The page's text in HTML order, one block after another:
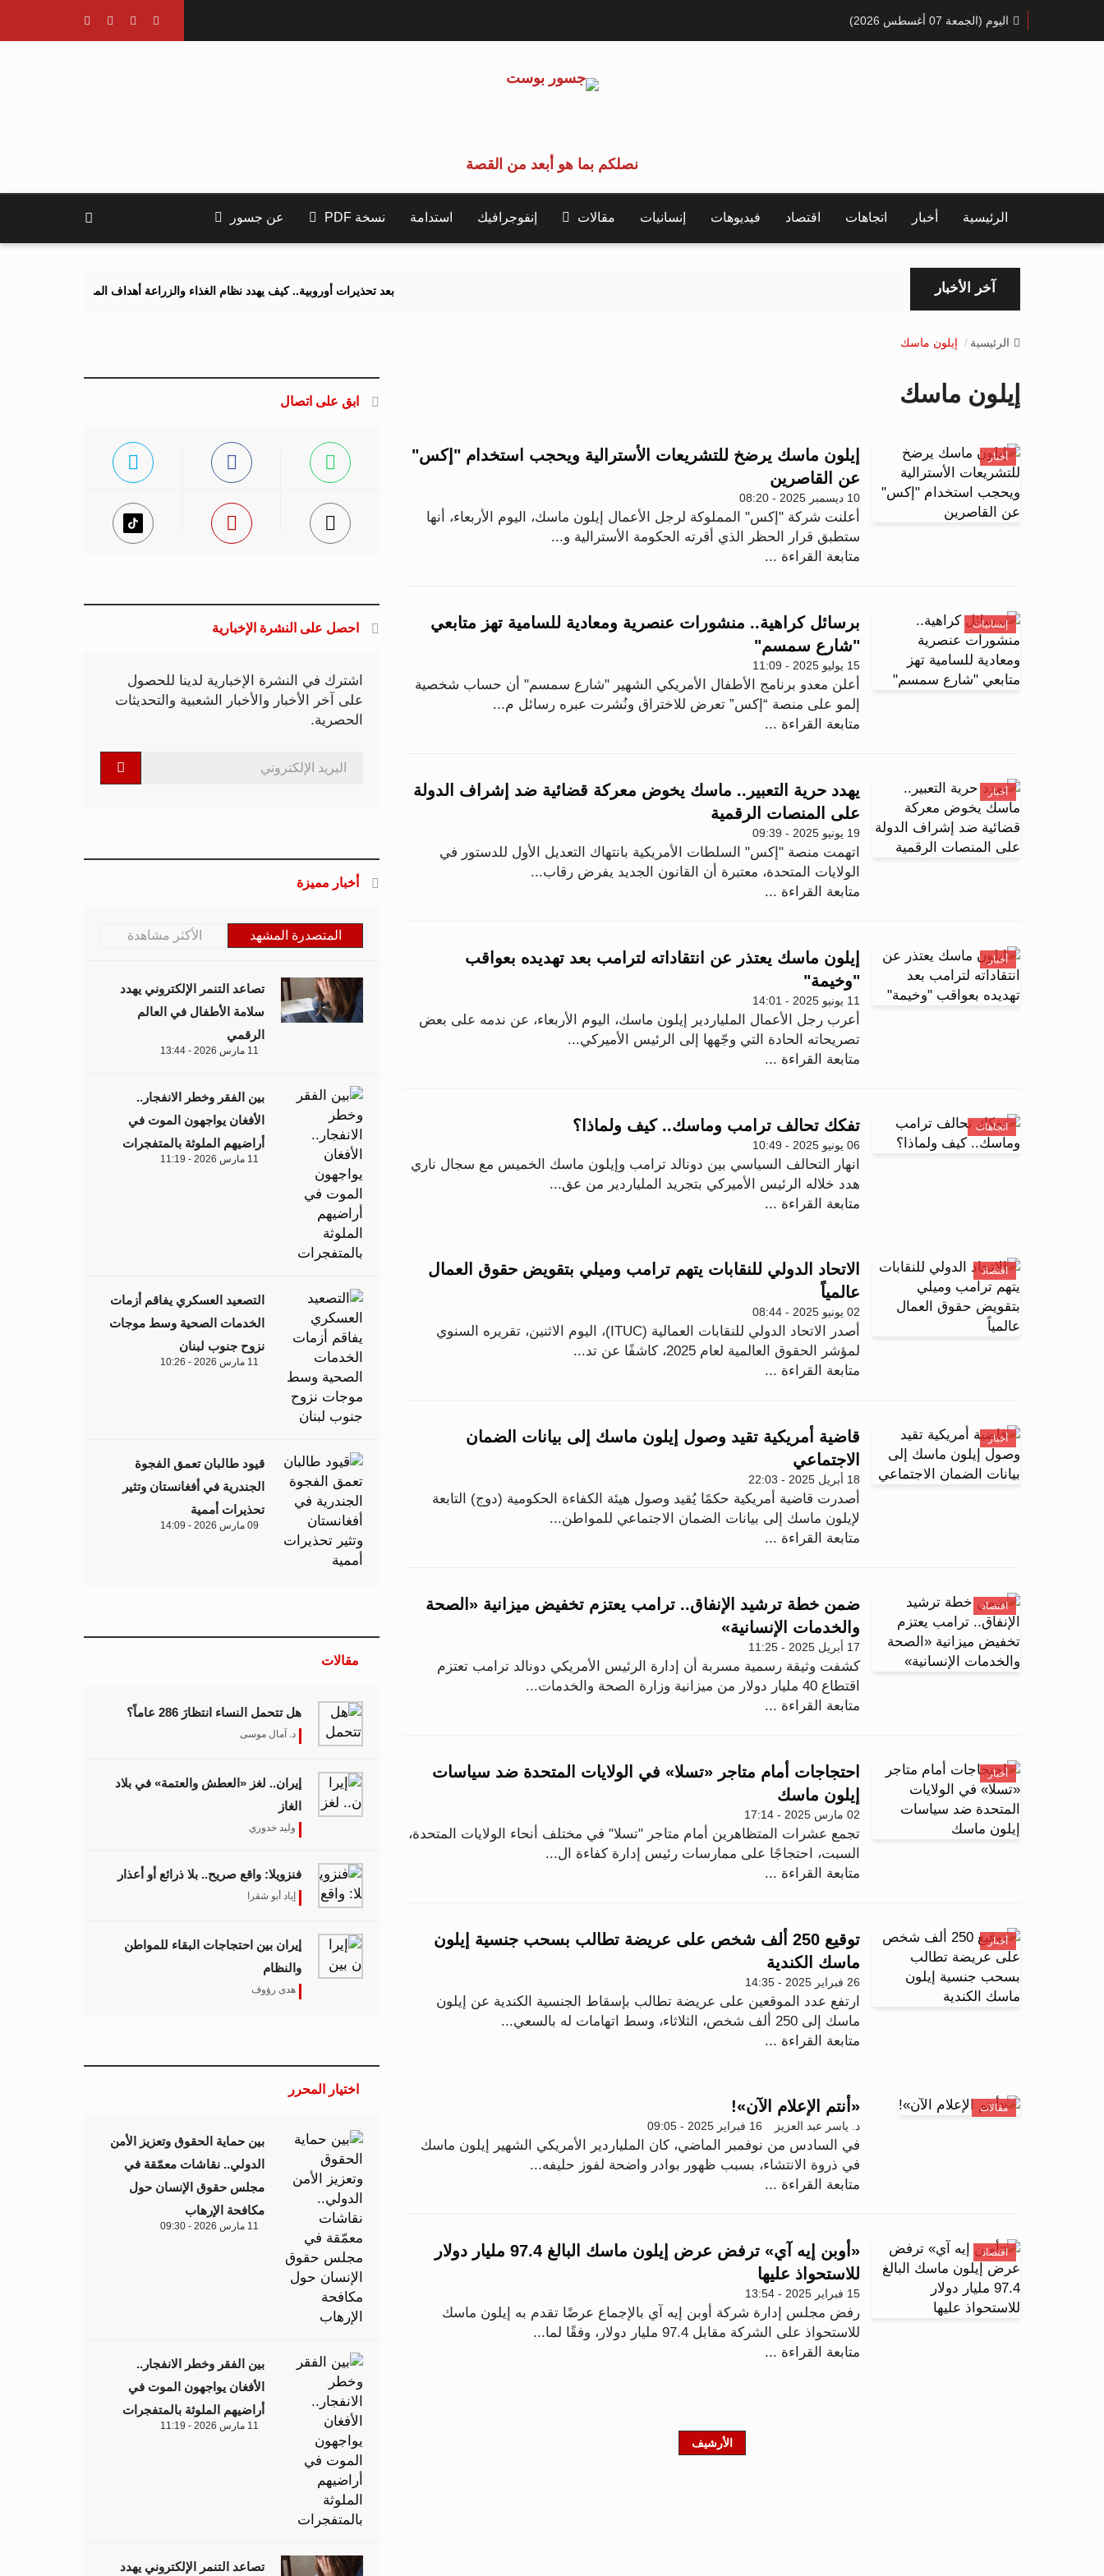
اليوم (الجمعة 07 أغسطس 2026)
نصلكم بما هو أبعد من القصة
الرئيسية أخبار اتجاهات اقتصاد فيديوهات إنسانيات مقالات إنفوجرافيك استدامة نسخة PDF عن جسور
آخر الأخبار بعد تحذيرات أوروبية.. كيف يهدد نظام الغذاء والزراعة أهداف المناخ 2040 و2050؟
الرئيسية إيلون ماسك
إيلون ماسك
أخبار
إيلون ماسك يرضخ للتشريعات الأسترالية ويحجب استخدام "إكس"
عن القاصرين
10 ديسمبر 2025 - 08:20
أعلنت شركة "إكس" المملوكة لرجل الأعمال إيلون ماسك، اليوم الأربعاء، أنها
ستطبق قرار الحظر الذي أقرته الحكومة الأسترالية و...
متابعة القراءة ...
إنسانيات
برسائل كراهية.. منشورات عنصرية ومعادية للسامية تهز متابعي
"شارع سمسم"
15 يوليو 2025 - 11:09
أعلن معدو برنامج الأطفال الأمريكي الشهير "شارع سمسم" أن حساب شخصية
إلمو على منصة “إكس” تعرض للاختراق ونُشرت عبره رسائل م...
متابعة القراءة ...
أخبار
يهدد حرية التعبير.. ماسك يخوض معركة قضائية ضد إشراف الدولة
على المنصات الرقمية
19 يونيو 2025 - 09:39
اتهمت منصة "إكس" السلطات الأمريكية بانتهاك التعديل الأول للدستور في
الولايات المتحدة، معتبرة أن القانون الجديد يفرض رقاب...
متابعة القراءة ...
أخبار
إيلون ماسك يعتذر عن انتقاداته لترامب بعد تهديده بعواقب
"وخيمة"
11 يونيو 2025 - 14:01
أعرب رجل الأعمال الملياردير إيلون ماسك، اليوم الأربعاء، عن ندمه على بعض
تصريحاته الحادة التي وجّهها إلى الرئيس الأميركي...
متابعة القراءة ...
اتجاهات تفكك تحالف ترامب وماسك.. كيف ولماذا؟
06 يونيو 2025 - 10:49
انهار التحالف السياسي بين دونالد ترامب وإيلون ماسك الخميس مع سجال ناري
هدد خلاله الرئيس الأميركي بتجريد الملياردير من عق...
متابعة القراءة ...
اقتصاد
الاتحاد الدولي للنقابات يتهم ترامب وميلي بتقويض حقوق العمال
عالمياً
02 يونيو 2025 - 08:44
أصدر الاتحاد الدولي للنقابات العمالية (ITUC)، اليوم الاثنين، تقريره السنوي
لمؤشر الحقوق العالمية لعام 2025، كاشفًا عن تد...
متابعة القراءة ...
أخبار
قاضية أمريكية تقيد وصول إيلون ماسك إلى بيانات الضمان
الاجتماعي
18 أبريل 2025 - 22:03
أصدرت قاضية أمريكية حكمًا يُقيد وصول هيئة الكفاءة الحكومية (دوج) التابعة
لإيلون ماسك إلى بيانات الضمان الاجتماعي للمواطن...
متابعة القراءة ...
اقتصاد
ضمن خطة ترشيد الإنفاق.. ترامب يعتزم تخفيض ميزانية «الصحة
والخدمات الإنسانية»
17 أبريل 2025 - 11:25
كشفت وثيقة رسمية مسربة أن إدارة الرئيس الأمريكي دونالد ترامب تعتزم
اقتطاع 40 مليار دولار من ميزانية وزارة الصحة والخدمات...
متابعة القراءة ...
أخبار
احتجاجات أمام متاجر «تسلا» في الولايات المتحدة ضد سياسات
إيلون ماسك
02 مارس 2025 - 17:14
تجمع عشرات المتظاهرين أمام متاجر "تسلا" في مختلف أنحاء الولايات المتحدة،
السبت، احتجاجًا على ممارسات رئيس إدارة كفاءة ال...
متابعة القراءة ...
أخبار
توقيع 250 ألف شخص على عريضة تطالب بسحب جنسية إيلون
ماسك الكندية
26 فبراير 2025 - 14:35
ارتفع عدد الموقعين على عريضة تطالب بإسقاط الجنسية الكندية عن إيلون
ماسك إلى 250 ألف شخص، الثلاثاء، وسط اتهامات له بالسعي...
متابعة القراءة ...
مقالات «أنتم الإعلام الآن»!
د. ياسر عبد العزيز 16 فبراير 2025 - 09:05
في السادس من نوفمبر الماضي، كان الملياردير الأمريكي الشهير إيلون ماسك
في ذروة الانتشاء، بسبب ظهور بوادر واضحة لفوز حليفه...
متابعة القراءة ...
اقتصاد
«أوبن إيه آي» ترفض عرض إيلون ماسك البالغ 97.4 مليار دولار
للاستحواذ عليها
15 فبراير 2025 - 13:54
رفض مجلس إدارة شركة أوبن إيه آي بالإجماع عرضًا تقدم به إيلون ماسك
للاستحواذ على الشركة مقابل 97.4 مليار دولار، وفقًا لما...
متابعة القراءة ...
الأرشيف
ابق على اتصال
احصل على النشرة الإخبارية
اشترك في النشرة الإخبارية لدينا للحصول
على آخر الأخبار والأخبار الشعبية والتحديثات
الحصرية.
أخبار مميزة
المتصدرة المشهد الأكثر مشاهدة
تصاعد التنمر الإلكتروني يهدد
سلامة الأطفال في العالم
الرقمي
11 مارس 2026 - 13:44
بين الفقر وخطر الانفجار..
الأفغان يواجهون الموت في
أراضيهم الملوثة بالمتفجرات
11 مارس 2026 - 11:19
التصعيد العسكري يفاقم أزمات
الخدمات الصحية وسط موجات
نزوح جنوب لبنان
11 مارس 2026 - 10:26
قيود طالبان تعمق الفجوة
الجندرية في أفغانستان وتثير
تحذيرات أممية
09 مارس 2026 - 14:09
مقالات
هل تتحمل النساء انتظارَ 286 عاماً؟
د. آمال موسى
إيران.. لغز «العطش والعتمة» في بلاد
الغاز
وليد خدوري
فنزويلا: واقع صريح.. بلا ذرائع أو أعذار
إياد أبو شقرا
إيران بين احتجاجات البقاء للمواطن
والنظام
هدى رؤوف
اختيار المحرر
بين حماية الحقوق وتعزيز الأمن
الدولي.. نقاشات معمّقة في
مجلس حقوق الإنسان حول
مكافحة الإرهاب
11 مارس 2026 - 09:30
بين الفقر وخطر الانفجار..
الأفغان يواجهون الموت في
أراضيهم الملوثة بالمتفجرات
11 مارس 2026 - 11:19
تصاعد التنمر الإلكتروني يهدد